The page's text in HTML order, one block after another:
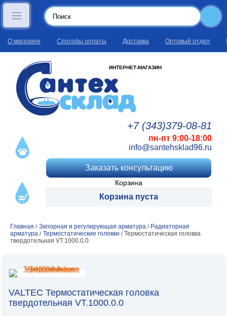
О магазине Способы оплаты Доставка Оптовый отдел
ИНТЕРНЕТ-МАГАЗИН
+7 (343)379-08-81
пн-пт 9:00-18:00
info@santehsklad96.ru
Заказать консультацию
Корзина
Корзина пуста
Главная / Запорная и регулирующая арматура / Радиаторная
арматура / Термостатические головки / Термостатическая головка
твердотельная VT.1000.0.0
VALTEC Термостатическая головка
твердотельная VT.1000.0.0